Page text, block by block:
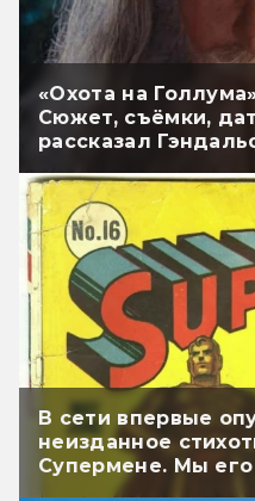
«Охота на
Сюжет, съёмки,
рассказал
В сети впервые
неизданное
Супермене. Мы